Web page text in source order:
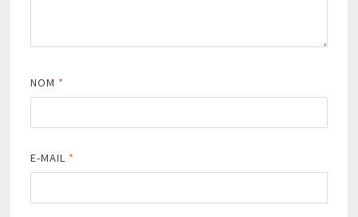
NOM *
E-MAIL *